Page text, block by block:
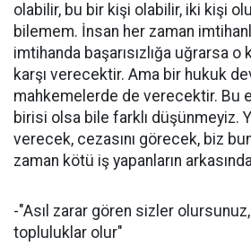
olabilir, bu bir kişi olabilir, iki kişi
bilemem. İnsan her zaman
imtihanda başarısızlığa uğrarsa o
karşı verecektir. Ama bir hukuk
mahkemelerde de verecektir. Bu
birisi olsa bile farklı düşünmeyiz.
verecek, cezasını görecek, biz
zaman kötü iş yapanların
-"Asıl zarar gören sizler
topluluklar olur"